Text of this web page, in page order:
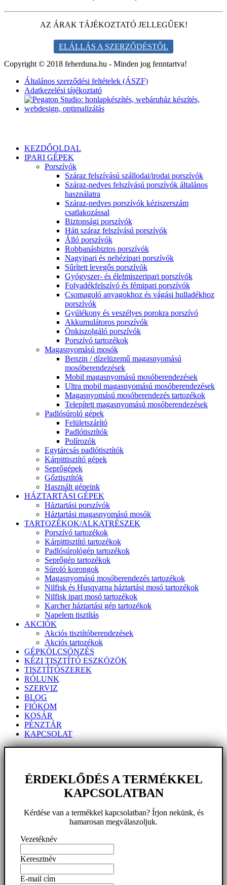
AZ ÁRAK TÁJÉKOZTATÓ JELLEGŰEK!
ELÁLLÁS A SZERZŐDÉSTŐL
Copyright © 2018 feherduna.hu - Minden jog fenntartva!
Általános szerződési feltételek (ÁSZF)
Adatkezelési tájékoztató
KEZDŐOLDAL
IPARI GÉPEK
Porszívók
Száraz felszívású szállodai/irodai porszívók
Száraz-nedves felszívású porszívók általános
használatra
Száraz-nedves porszívók kéziszerszám
csatlakozással
Biztonsági porszívók
Háti száraz felszívású porszívók
Álló porszívók
Robbanásbiztos porszívók
Nagyipari és nehézipari porszívók
Sűrített levegős porszívók
Gyógyszer- és élelmiszeripari porszívók
Folyadékfelszívó és fémipari porszívók
Csomagoló anyagokhoz és vágási hulladékhoz
porszívók
Gyúlékony és veszélyes porokra porszívó
Akkumulátoros porszívók
Önkiszolgáló porszívók
Porszívó tartozékok
Magasnyomású mosók
Benzin / dízelüzemű magasnyomású
mosóberendezések
Mobil magasnyomású mosóberendezések
Ultra mobil magasnyomású mosóberendezések
Magasnyomású mosóberendezés tartozékok
Telepített magasnyomású mosóberendezések
Padlósúroló gépek
Felületszárító
Padlótisztítók
Polírozók
Egytárcsás padlótisztítók
Kárpittisztító gépek
Seprőgépek
Gőztisztítók
Használt gépeink
HÁZTARTÁSI GÉPEK
Háztartási porszívók
Háztartási magasnyomású mosók
TARTOZÉKOK/ALKATRÉSZEK
Porszívó tartozékok
Kárpittisztító tartozékok
Padlósúrológép tartozékok
Seprőgép tartozékok
Súroló korongok
Magasnyomású mosóberendezés tartozékok
Nilfisk és Husqvarna háztartási mosó tartozékok
Nilfisk ipari mosó tartozékok
Karcher háztartási gép tartozékok
Napelem tisztítás
AKCIÓK
Akciós tisztítóberendezések
Akciós tartozékok
GÉPKÖLCSÖNZÉS
KÉZI TISZTÍTÓ ESZKÖZÖK
TISZTÍTÓSZEREK
RÓLUNK
SZERVIZ
BLOG
FIÓKOM
KOSÁR
PÉNZTÁR
KAPCSOLAT
ÉRDEKLŐDÉS A TERMÉKKEL
KAPCSOLATBAN
Kérdése van a termékkel kapcsolatban? Írjon nekünk, és
hamarosan megválaszoljuk.
Vezetéknév
Keresztnév
E-mail cím